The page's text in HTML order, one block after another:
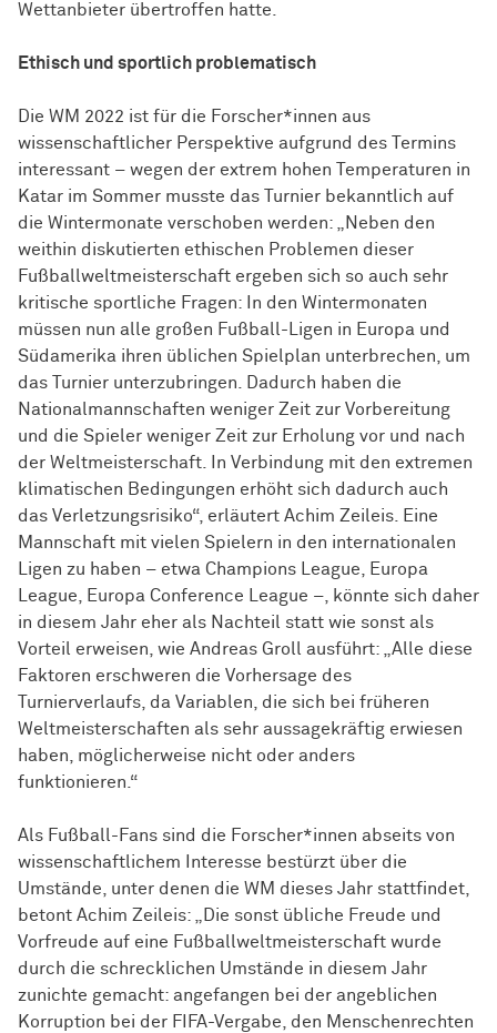
Wettanbieter übertroffen hatte.
Ethisch und sportlich problematisch
Die WM 2022 ist für die Forscher*innen aus
wissenschaftlicher Perspektive aufgrund des Termins
interessant – wegen der extrem hohen Temperaturen in
Katar im Sommer musste das Turnier bekanntlich auf
die Wintermonate verschoben werden: „Neben den
weithin diskutierten ethischen Problemen dieser
Fußballweltmeisterschaft ergeben sich so auch sehr
kritische sportliche Fragen: In den Wintermonaten
müssen nun alle großen Fußball-Ligen in Europa und
Südamerika ihren üblichen Spielplan unterbrechen, um
das Turnier unterzubringen. Dadurch haben die
Nationalmannschaften weniger Zeit zur Vorbereitung
und die Spieler weniger Zeit zur Erholung vor und nach
der Weltmeisterschaft. In Verbindung mit den extremen
klimatischen Bedingungen erhöht sich dadurch auch
das Verletzungsrisiko“, erläutert Achim Zeileis. Eine
Mannschaft mit vielen Spielern in den internationalen
Ligen zu haben – etwa Champions League, Europa
League, Europa Conference League –, könnte sich daher
in diesem Jahr eher als Nachteil statt wie sonst als
Vorteil erweisen, wie Andreas Groll ausführt: „Alle diese
Faktoren erschweren die Vorhersage des
Turnierverlaufs, da Variablen, die sich bei früheren
Weltmeisterschaften als sehr aussagekräftig erwiesen
haben, möglicherweise nicht oder anders
funktionieren.“
Als Fußball-Fans sind die Forscher*innen abseits von
wissenschaftlichem Interesse bestürzt über die
Umstände, unter denen die WM dieses Jahr stattfindet,
betont Achim Zeileis: „Die sonst übliche Freude und
Vorfreude auf eine Fußballweltmeisterschaft wurde
durch die schrecklichen Umstände in diesem Jahr
zunichte gemacht: angefangen bei der angeblichen
Korruption bei der FIFA-Vergabe, den Menschenrechten